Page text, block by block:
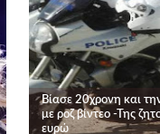
Βίασε 20χρονη και
με ροζ βίντεο -Της
ευρώ